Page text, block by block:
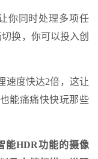
你同时处理多项任
换，你可以投入创
速度快达2倍，这让
能痛痛快快玩那些
能HDR功能的摄像